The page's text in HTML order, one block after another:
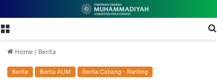
Home / Berita
Berita Berita AUM Berita Cabang - Ranting